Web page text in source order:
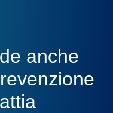
anche